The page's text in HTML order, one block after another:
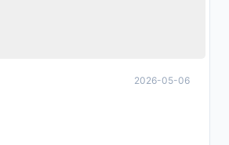
2026-05-06